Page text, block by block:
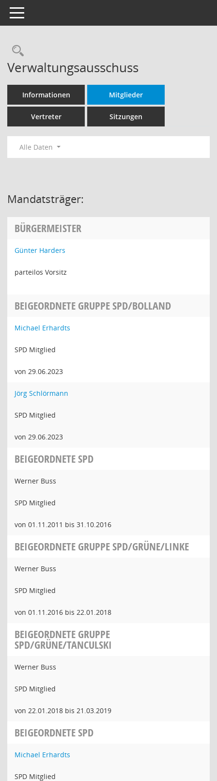
Toggle navigation
Rechercheauswahl
Verwaltungsausschuss
Informationen Mitglieder
Vertreter Sitzungen
Alle Daten
Mandatsträger:
BÜRGERMEISTER
Günter Harders
parteilos Vorsitz
BEIGEORDNETE GRUPPE SPD/BOLLAND
Michael Erhardts
SPD Mitglied
von 29.06.2023
Jörg Schlörmann
SPD Mitglied
von 29.06.2023
BEIGEORDNETE SPD
Werner Buss
SPD Mitglied
von 01.11.2011 bis 31.10.2016
BEIGEORDNETE GRUPPE SPD/GRÜNE/LINKE
Werner Buss
SPD Mitglied
von 01.11.2016 bis 22.01.2018
BEIGEORDNETE GRUPPE
SPD/GRÜNE/TANCULSKI
Werner Buss
SPD Mitglied
von 22.01.2018 bis 21.03.2019
BEIGEORDNETE SPD
Michael Erhardts
SPD Mitglied